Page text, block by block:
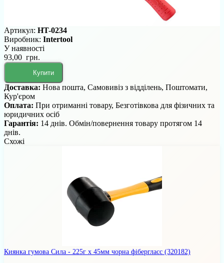
Артикул: HT-0234
Виробник: Intertool
У наявності
93,00 грн.
Купити
Доставка: Нова пошта, Самовивіз з відділень, Поштомати,
Кур'єром
Оплата: При отриманні товару, Безготівкова для фізичних та
юридичних осіб
Гарантія: 14 днів. Обмін/повернення товару протягом 14
днів.
Схожі
Киянка гумова Сила - 225г x 45мм чорна фібергласс (320182)